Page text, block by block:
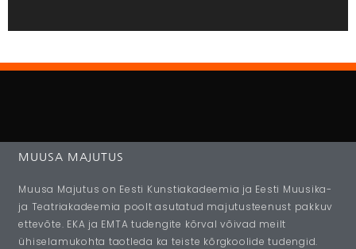
MUUSA MAJUTUS
Muusa Majutus on Eesti Kunstiakadeemia ja Eesti Muusika-
ja Teatriakadeemia poolt asutatud majutusteenust pakkuv
ettevõte. EKA ja EMTA tudengite kõrval võivad meilt
ühiselamukohta taotleda ka teiste kõrgkoolide tudengid.